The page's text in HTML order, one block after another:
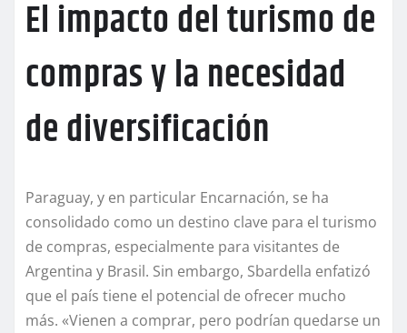
El impacto del turismo de
compras y la necesidad
de diversificación
Paraguay, y en particular Encarnación, se ha
consolidado como un destino clave para el turismo
de compras, especialmente para visitantes de
Argentina y Brasil. Sin embargo, Sbardella enfatizó
que el país tiene el potencial de ofrecer mucho
más. «Vienen a comprar, pero podrían quedarse un